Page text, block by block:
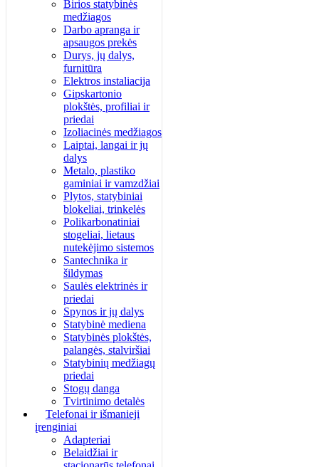
Birios statybinės
medžiagos
Darbo apranga ir
apsaugos prekės
Durys, jų dalys,
furnitūra
Elektros instaliacija
Gipskartonio
plokštės, profiliai ir
priedai
Izoliacinės medžiagos
Laiptai, langai ir jų
dalys
Metalo, plastiko
gaminiai ir vamzdžiai
Plytos, statybiniai
blokeliai, trinkelės
Polikarbonatiniai
stogeliai, lietaus
nutekėjimo sistemos
Santechnika ir
šildymas
Saulės elektrinės ir
priedai
Spynos ir jų dalys
Statybinė mediena
Statybinės plokštės,
palangės, stalviršiai
Statybinių medžiagų
priedai
Stogų danga
Tvirtinimo detalės
Telefonai ir išmanieji
įrenginiai
Adapteriai
Belaidžiai ir